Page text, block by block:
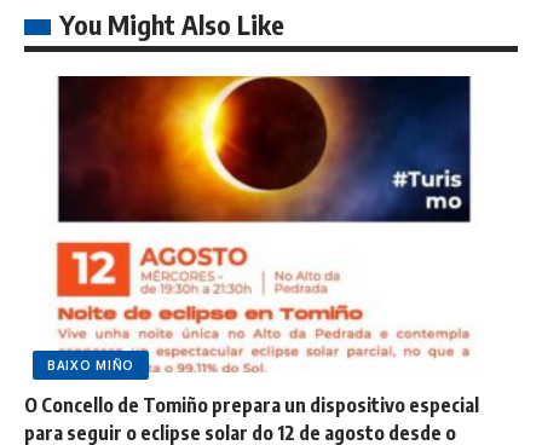
You Might Also Like
BAIXO MIÑO
O Concello de Tomiño prepara un dispositivo especial
para seguir o eclipse solar do 12 de agosto desde o